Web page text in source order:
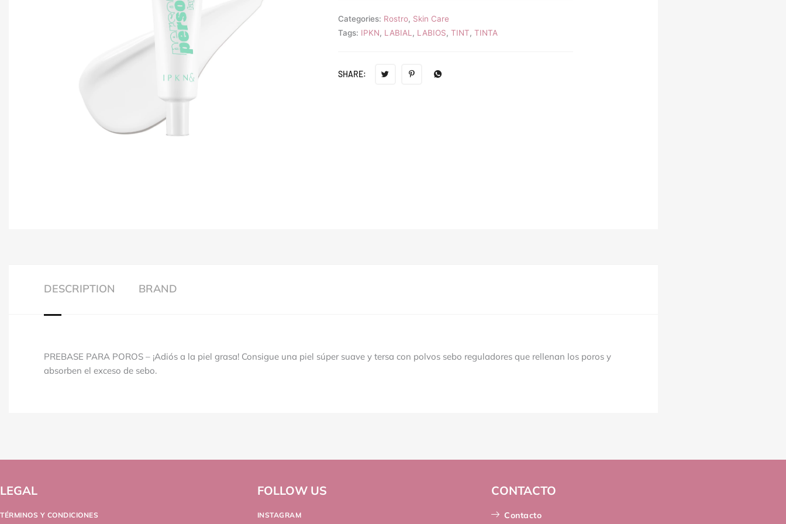
Categories: Rostro, Skin Care
Tags: IPKN, LABIAL , LABIOS, TINT, TINTA
SHARE:
DESCRIPTION BRAND
PREBASE PARA POROS – ¡Adiós a la piel grasa! Consigue una piel súper suave y tersa con polvos sebo reguladores que rellenan los poros y
absorben el exceso de sebo.
LEGAL
TÉRMINOS Y CONDICIONES
FOLLOW US
INSTAGRAM
CONTACTO
Contacto